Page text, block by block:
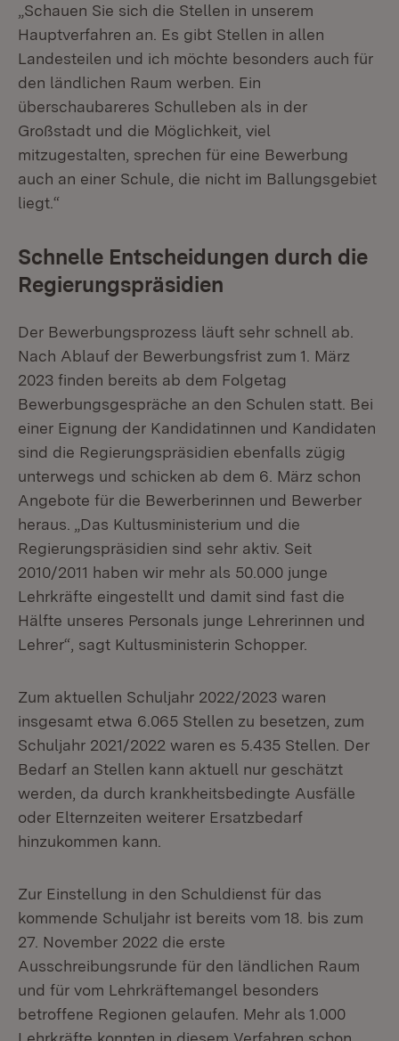
„Schauen Sie sich die Stellen in unserem
Hauptverfahren an. Es gibt Stellen in allen
Landesteilen und ich möchte besonders auch für
den ländlichen Raum werben. Ein
überschaubareres Schulleben als in der
Großstadt und die Möglichkeit, viel
mitzugestalten, sprechen für eine Bewerbung
auch an einer Schule, die nicht im Ballungsgebiet
liegt.“
Schnelle Entscheidungen durch die
Regierungspräsidien
Der Bewerbungsprozess läuft sehr schnell ab.
Nach Ablauf der Bewerbungsfrist zum 1. März
2023 finden bereits ab dem Folgetag
Bewerbungsgespräche an den Schulen statt. Bei
einer Eignung der Kandidatinnen und Kandidaten
sind die Regierungspräsidien ebenfalls zügig
unterwegs und schicken ab dem 6. März schon
Angebote für die Bewerberinnen und Bewerber
heraus. „Das Kultusministerium und die
Regierungspräsidien sind sehr aktiv. Seit
2010/2011 haben wir mehr als 50.000 junge
Lehrkräfte eingestellt und damit sind fast die
Hälfte unseres Personals junge Lehrerinnen und
Lehrer“, sagt Kultusministerin Schopper.
Zum aktuellen Schuljahr 2022/2023 waren
insgesamt etwa 6.065 Stellen zu besetzen, zum
Schuljahr 2021/2022 waren es 5.435 Stellen. Der
Bedarf an Stellen kann aktuell nur geschätzt
werden, da durch krankheitsbedingte Ausfälle
oder Elternzeiten weiterer Ersatzbedarf
hinzukommen kann.
Zur Einstellung in den Schuldienst für das
kommende Schuljahr ist bereits vom 18. bis zum
27. November 2022 die erste
Ausschreibungsrunde für den ländlichen Raum
und für vom Lehrkräftemangel besonders
betroffene Regionen gelaufen. Mehr als 1.000